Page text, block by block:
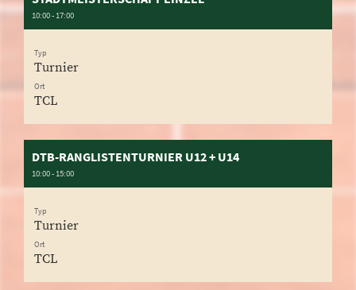
10:00 - 17:00
Typ
Turnier
Ort
TCL
DTB-RANGLISTENTURNIER U12 + U14
10:00 - 15:00
Typ
Turnier
Ort
TCL